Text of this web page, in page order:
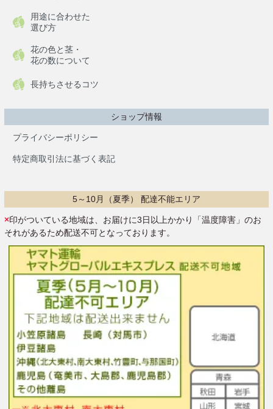
用途に合わせた
選び方
花の色と茎・
花の数について
長持ちさせるコツ
ショップ情報
プライバシーポリシー
特定商取引法に基づく表記
5～10月（夏季） 配達不能エリア
×印がついている地域は、お届けに3日以上かかり「温度障害」のお
それがあるため配送不可となっております。